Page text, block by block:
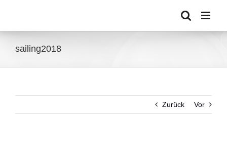
sailing2018
Zurück Vor